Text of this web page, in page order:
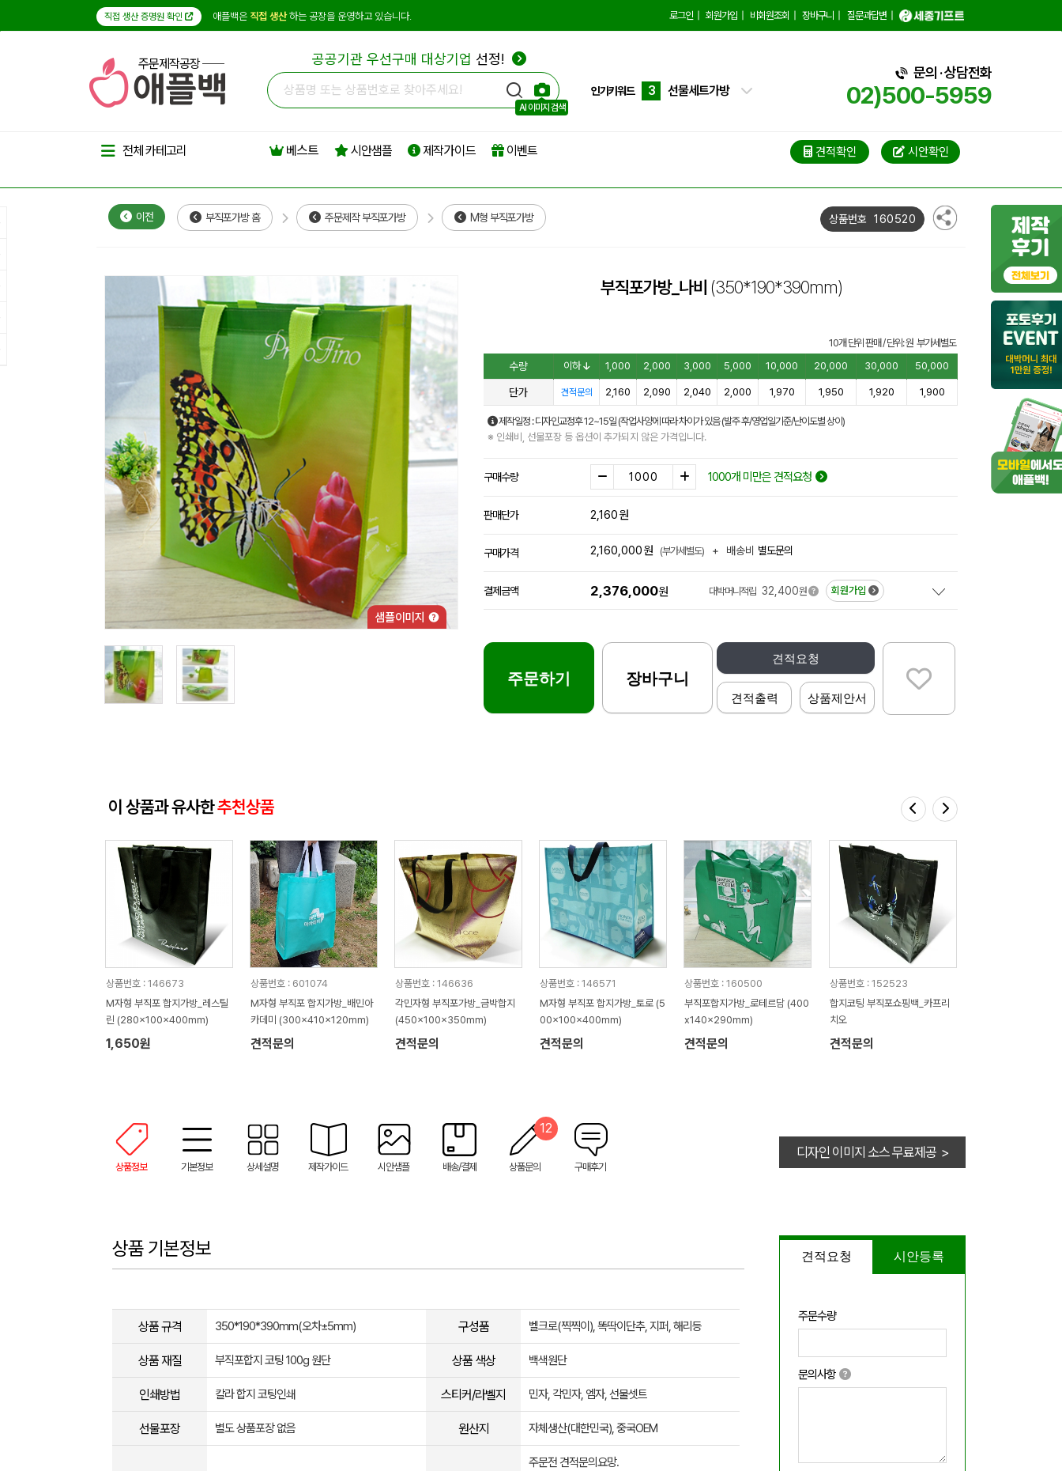
직접 생산 증명원 확인 애플백은 직접 생산하는 공장을 운영하고 있습니다. 로그인 회원가입 비회원조회 장바구니 질문과답변
주문제작공장 공공기관 우선구매 대상기업 선정!
AI 이미지 검색
인기키워드
1
에코백
3
선물세트가방
더스트백
문의 · 상담전화
02)500-5959
전체 카테고리 베스트 시안샘플 제작가이드 이벤트 견적확인 시안확인
이전 부직포가방 홈 주문제작 부직포가방 M형 부직포가방 상품번호 160520
부직포가방_나비 (350*190*390mm)
10개 단위 판매 / 단위: 원 부가세별도
수량 이하 1,000 2,000 3,000 5,000 10,000 20,000 30,000 50,000
단가 견적문의 2,160 2,090 2,040 2,000 1,970 1,950 1,920 1,900
제작일정 : 디자인교정후 12~15일 (작업사양에 따라 차이가 있음 (발주 후/영업일기준/난이도별 상이)
※ 인쇄비, 선물포장 등 옵션이 추가되지 않은 가격입니다.
구매수량 1000개 미만은 견적요청
판매단가 2,160원
구매가격 2,160,000원 (부가세별도) + 배송비 별도문의
결제금액 2,376,000원 대박머니적립 32,400원 회원가입
견적요청
견적출력 상품제안서
주문하기 장바구니
이 상품과 유사한추천상품
상품번호 : 146673
M자형 부직포 합지가방_레스틸
린 (280x100x400mm)
1,650원
상품번호 : 601074
M자형 부직포 합지가방_배민아
카데미 (300x410x120mm)
견적문의
상품번호 : 146636
각민자형 부직포가방_금박합지
(450x100x350mm)
견적문의
상품번호 : 146571
M자형 부직포 합지가방_토로 (5
00x100x400mm)
견적문의
상품번호 : 160500
부직포합지가방_로테르담 (400
x140x290mm)
견적문의
상품번호 : 152523
합지코팅 부직포쇼핑백_카프리
치오
견적문의
상품정보 기본정보 상세설명 제작가이드 시안샘플 배송/결제 상품문의
12
구매후기
디자인 이미지 소스 무료제공 >
견적요청 시안등록
주문수량
문의사항
상품 기본정보
상품 규격 350*190*390mm(오차±5mm) 구성품 벨크로(찍찍이), 똑딱이단추, 지퍼, 해리등
상품 재질 부직포합지 코팅 100g 원단 상품 색상 백색원단
인쇄방법 칼라 합지 코팅인쇄 스티커/라벨지 민자, 각민자, 엠자, 선물셋트
선물포장 별도 상품포장 없음 원산지 자체생산(대한민국), 중국OEM
주문전 견적문의요망.